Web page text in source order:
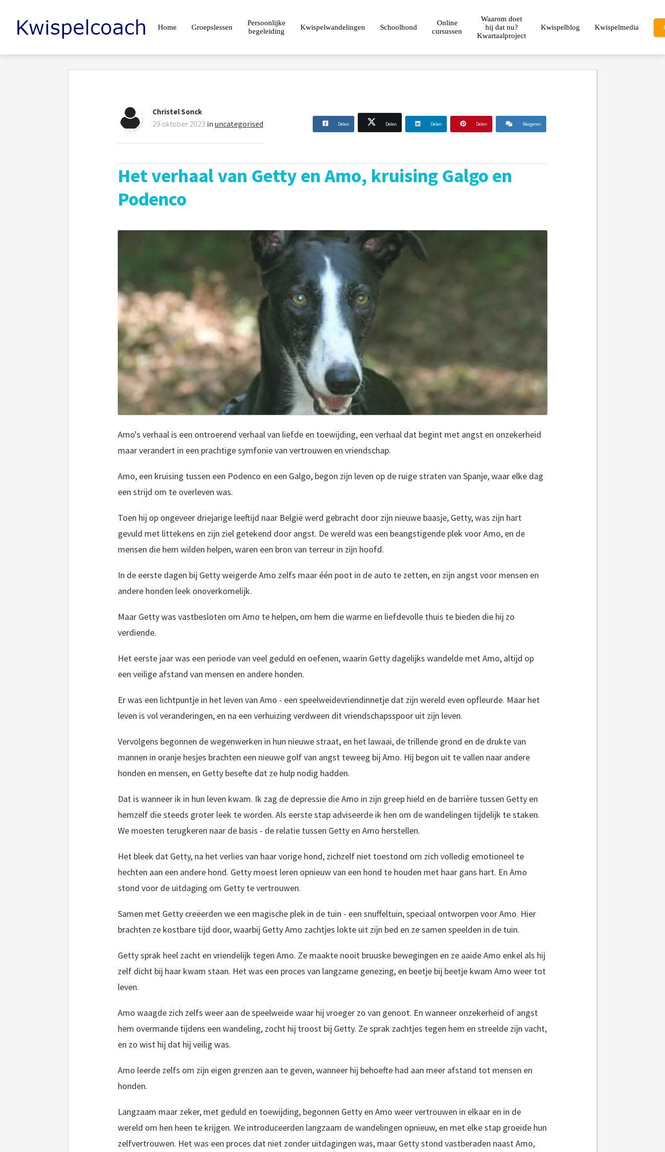
Home Groepslessen
Persoonlijke
begeleiding
Kwispelwandelingen Schoolhond
Online
cursussen
Waarom doet
hij dat nu?
Kwartaalproject
Kwispelblog Kwispelmedia
Christel Sonck
29 oktober 2023 in uncategorised Delen Delen Delen Delen Reageren
Het verhaal van Getty en Amo, kruising Galgo en
Podenco
Amo's verhaal is een ontroerend verhaal van liefde en toewijding, een verhaal dat begint met angst en onzekerheid
maar verandert in een prachtige symfonie van vertrouwen en vriendschap.
Amo, een kruising tussen een Podenco en een Galgo, begon zijn leven op de ruige straten van Spanje, waar elke dag
een strijd om te overleven was.
Toen hij op ongeveer driejarige leeftijd naar België werd gebracht door zijn nieuwe baasje, Getty, was zijn hart
gevuld met littekens en zijn ziel getekend door angst. De wereld was een beangstigende plek voor Amo, en de
mensen die hem wilden helpen, waren een bron van terreur in zijn hoofd.
In de eerste dagen bij Getty weigerde Amo zelfs maar één poot in de auto te zetten, en zijn angst voor mensen en
andere honden leek onoverkomelijk.
Maar Getty was vastbesloten om Amo te helpen, om hem die warme en liefdevolle thuis te bieden die hij zo
verdiende.
Het eerste jaar was een periode van veel geduld en oefenen, waarin Getty dagelijks wandelde met Amo, altijd op
een veilige afstand van mensen en andere honden.
Er was een lichtpuntje in het leven van Amo - een speelweidevriendinnetje dat zijn wereld even opfleurde. Maar het
leven is vol veranderingen, en na een verhuizing verdween dit vriendschapsspoor uit zijn leven.
Vervolgens begonnen de wegenwerken in hun nieuwe straat, en het lawaai, de trillende grond en de drukte van
mannen in oranje hesjes brachten een nieuwe golf van angst teweeg bij Amo. Hij begon uit te vallen naar andere
honden en mensen, en Getty besefte dat ze hulp nodig hadden.
Dat is wanneer ik in hun leven kwam. Ik zag de depressie die Amo in zijn greep hield en de barrière tussen Getty en
hemzelf die steeds groter leek te worden. Als eerste stap adviseerde ik hen om de wandelingen tijdelijk te staken.
We moesten terugkeren naar de basis - de relatie tussen Getty en Amo herstellen.
Het bleek dat Getty, na het verlies van haar vorige hond, zichzelf niet toestond om zich volledig emotioneel te
hechten aan een andere hond. Getty moest leren opnieuw van een hond te houden met haar gans hart. En Amo
stond voor de uitdaging om Getty te vertrouwen.
Samen met Getty creëerden we een magische plek in de tuin - een snuffeltuin, speciaal ontworpen voor Amo. Hier
brachten ze kostbare tijd door, waarbij Getty Amo zachtjes lokte uit zijn bed en ze samen speelden in de tuin.
Getty sprak heel zacht en vriendelijk tegen Amo. Ze maakte nooit bruuske bewegingen en ze aaide Amo enkel als hij
zelf dicht bij haar kwam staan. Het was een proces van langzame genezing, en beetje bij beetje kwam Amo weer tot
leven.
Amo waagde zich zelfs weer aan de speelweide waar hij vroeger zo van genoot. En wanneer onzekerheid of angst
hem overmande tijdens een wandeling, zocht hij troost bij Getty. Ze sprak zachtjes tegen hem en streelde zijn vacht,
en zo wist hij dat hij veilig was.
Amo leerde zelfs om zijn eigen grenzen aan te geven, wanneer hij behoefte had aan meer afstand tot mensen en
honden.
Langzaam maar zeker, met geduld en toewijding, begonnen Getty en Amo weer vertrouwen in elkaar en in de
wereld om hen heen te krijgen. We introduceerden langzaam de wandelingen opnieuw, en met elke stap groeide hun
zelfvertrouwen. Het was een proces dat niet zonder uitdagingen was, maar Getty stond vastberaden naast Amo,